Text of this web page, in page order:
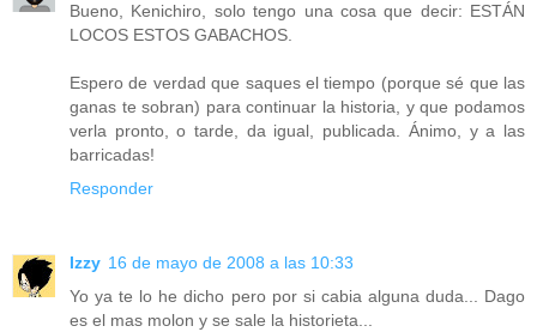
Bueno, Kenichiro, solo tengo una cosa que decir: ESTÁN
LOCOS ESTOS GABACHOS.
Espero de verdad que saques el tiempo (porque sé que las
ganas te sobran) para continuar la historia, y que podamos
verla pronto, o tarde, da igual, publicada. Ánimo, y a las
barricadas!
Responder
Izzy 16 de mayo de 2008 a las 10:33
Yo ya te lo he dicho pero por si cabia alguna duda... Dago
es el mas molon y se sale la historieta...